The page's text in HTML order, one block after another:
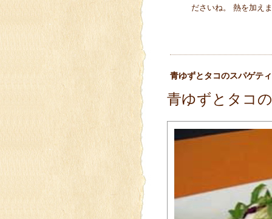
ださいね。 熱を加え
青ゆずとタコのスパゲティ
青ゆずとタコ